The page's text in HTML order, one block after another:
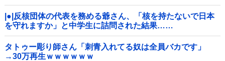
|●|反核団体の代表を務める爺さん、「核を持たないで日本
を守れますか」と中学生に詰問された結果……
タトゥー彫り師さん「刺青入れてる奴は全員バカです」
→30万再生ｗｗｗｗｗｗ